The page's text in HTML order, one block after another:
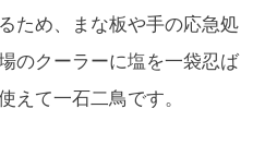
ため、まな板や手の応急処
のクーラーに塩を一袋忍ば
えて一石二鳥です。